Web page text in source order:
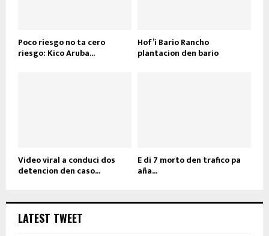
Poco riesgo no ta cero
riesgo: Kico Aruba...
Hof’i Bario Rancho
plantacion den bario
Video viral a conduci dos
detencion den caso...
E di 7 morto den trafico pa
aña...
LATEST TWEET